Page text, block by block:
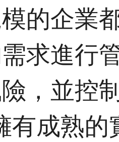
的企業
求進行
，並控
有成熟